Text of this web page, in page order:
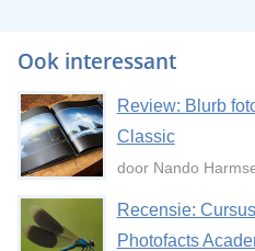
Ook interessant
Review: Blurb
Classic
door Nando
Recensie:
Photofacts